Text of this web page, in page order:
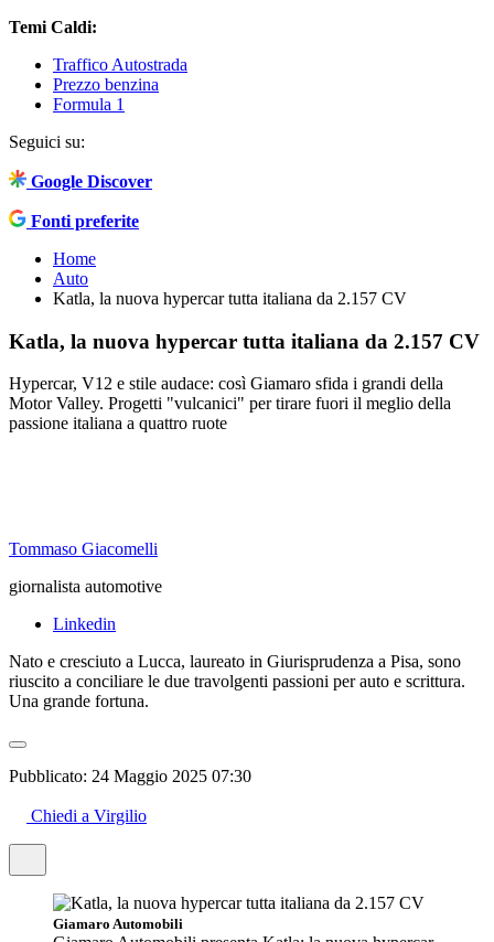
Temi Caldi:
Traffico Autostrada
Prezzo benzina
Formula 1
Seguici su:
Google Discover
Fonti preferite
Home
Auto
Katla, la nuova hypercar tutta italiana da 2.157 CV
Katla, la nuova hypercar tutta italiana da 2.157 CV
Hypercar, V12 e stile audace: così Giamaro sfida i grandi della
Motor Valley. Progetti "vulcanici" per tirare fuori il meglio della
passione italiana a quattro ruote
Tommaso Giacomelli
giornalista automotive
Linkedin
Nato e cresciuto a Lucca, laureato in Giurisprudenza a Pisa, sono
riuscito a conciliare le due travolgenti passioni per auto e scrittura.
Una grande fortuna.
Pubblicato: 24 Maggio 2025 07:30
Chiedi a Virgilio
Giamaro Automobili